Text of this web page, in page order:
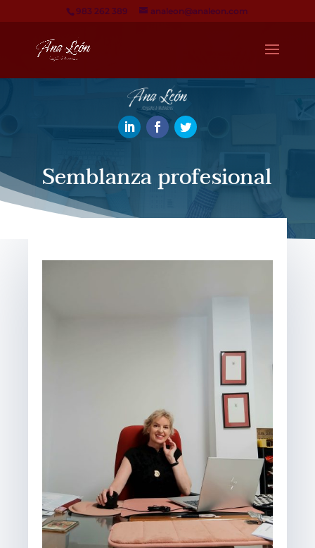
983 262 389 analeon@analeon.com
Semblanza profesional